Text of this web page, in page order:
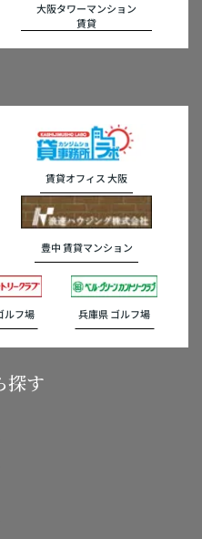
大阪タワーマンション
賃貸
賃貸オフィス 大阪
豊中 賃貸マンション
ルフ場 兵庫県 ゴルフ場
探す